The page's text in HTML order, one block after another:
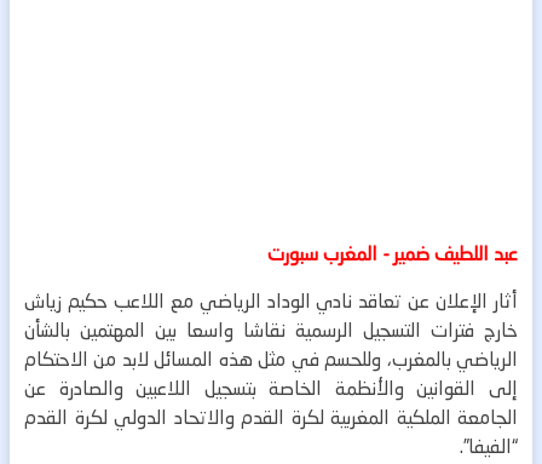
عبد اللطيف ضمير - المغرب سبورت
أثار الإعلان عن تعاقد نادي الوداد الرياضي مع اللاعب حكيم زياش
خارج فترات التسجيل الرسمية نقاشا واسعا بين المهتمين بالشأن
الرياضي بالمغرب، وللحسم في مثل هذه المسائل لابد من الاحتكام
إلى القوانين والأنظمة الخاصة بتسجيل اللاعبين والصادرة عن
الجامعة الملكية المغربية لكرة القدم والاتحاد الدولي لكرة القدم
“الفيفا”.